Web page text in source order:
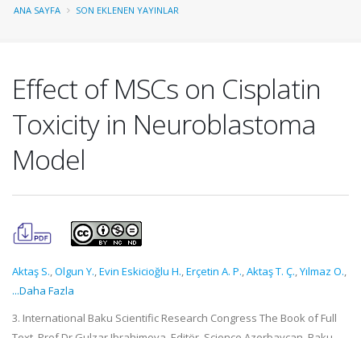
ANA SAYFA SON EKLENEN YAYINLAR
Effect of MSCs on Cisplatin
Toxicity in Neuroblastoma
Model
Aktaş S.,Olgun Y.,Evin Eskicioğlu H.,Erçetin A. P.,Aktaş T. Ç.,Yılmaz O.,
...Daha Fazla
3. International Baku Scientific Research Congress The Book of Full